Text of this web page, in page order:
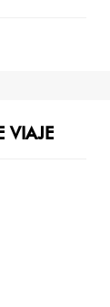
VIAJE